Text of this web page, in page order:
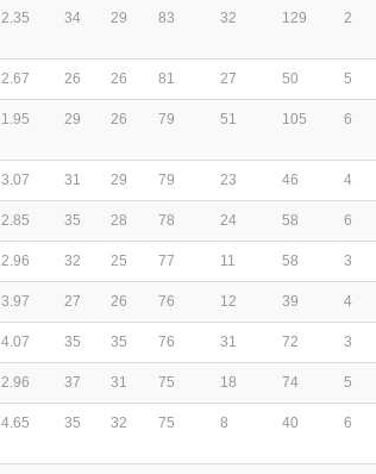
2.35 34 29 83 32 129 2
2.67 26 26 81 27 50 5
1.95 29 26 79 51 105 6
3.07 31 29 79 23 46 4
2.85 35 28 78 24 58 6
2.96 32 25 77 11 58 3
3.97 27 26 76 12 39 4
4.07 35 35 76 31 72 3
2.96 37 31 75 18 74 5
4.65 35 32 75 8 40 6